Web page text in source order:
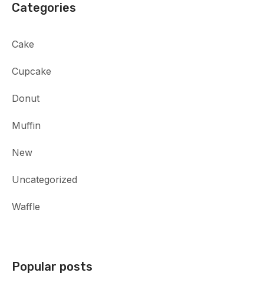
Categories
Cake
Cupcake
Donut
Muffin
New
Uncategorized
Waffle
Popular posts